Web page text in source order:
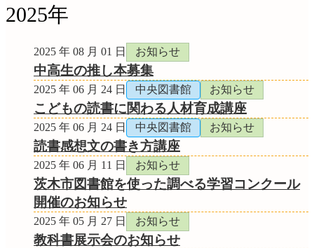
2025年
2025 年 08 月 01 日 お知らせ
中高生の推し本募集
2025 年 06 月 24 日 中央図書館 お知らせ
こどもの読書に関わる人材育成講座
2025 年 06 月 24 日 中央図書館 お知らせ
読書感想文の書き方講座
2025 年 06 月 11 日 お知らせ
茨木市図書館を使った調べる学習コンクール
開催のお知らせ
2025 年 05 月 27 日 お知らせ
教科書展示会のお知らせ